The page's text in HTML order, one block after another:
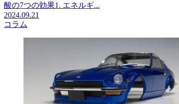
酸の7つの効果1. エネルギ...
2024.09.21
コラム